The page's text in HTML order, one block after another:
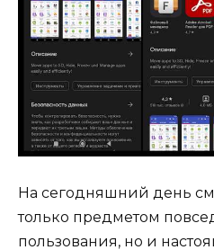
На сегодняшний день
только предметом
пользования, но и